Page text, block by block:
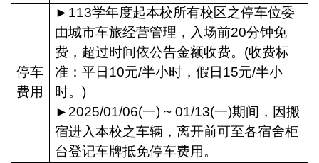
停车
费用
► 113学年度起本校所有校区之停车位委
由城市车旅经营管理，入场前20分钟免
费，超过时间依公告金额收费。(收费标
准：平日10元/半小时，假日15元/半小
时。)
► 2025/01/06(一) ~ 01/13(一)期间，因搬
宿进入本校之车辆，离开前可至各宿舍柜
台登记车牌抵免停车费用。